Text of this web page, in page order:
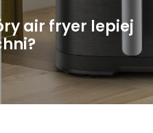
air fryer lepiej